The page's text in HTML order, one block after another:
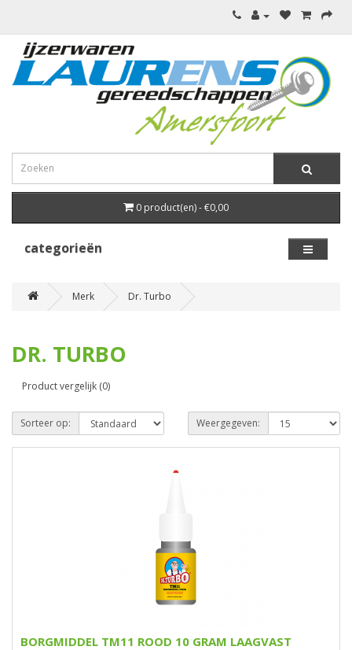
0 product(en) - €0,00
categorieën
Merk Dr. Turbo
DR. TURBO
Product vergelijk (0)
Sorteer op: Weergegeven:
BORGMIDDEL TM11 ROOD 10 GRAM LAAGVAST